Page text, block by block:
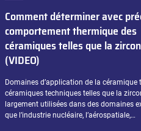
Comment déterminer avec
comportement thermique des
céramiques telles que la
(VIDEO)
Extrait :
Domaines d’application de la céramique
céramiques techniques telles que la
largement utilisées dans des domaines
que l’industrie nucléaire, l’aérospatiale,…